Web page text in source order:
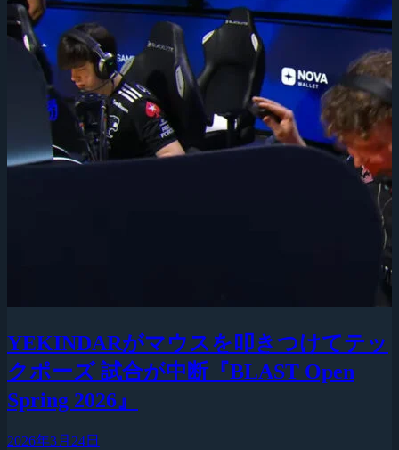
YEKINDARがマウスを叩きつけてテッ
クポーズ 試合が中断『BLAST Open
Spring 2026』
2026年3月24日